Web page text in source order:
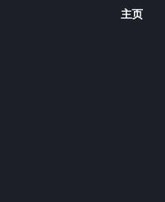
主页